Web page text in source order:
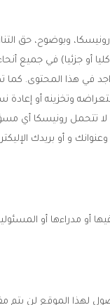
وبوضوح، حق
أو جزئيا) في جميع
في هذا المحتوى. كما
وتخزينه أو
تتحمل رونيسكا أي
و أو بريدك
أو المسئولين
لهذا الموقع لن يتم